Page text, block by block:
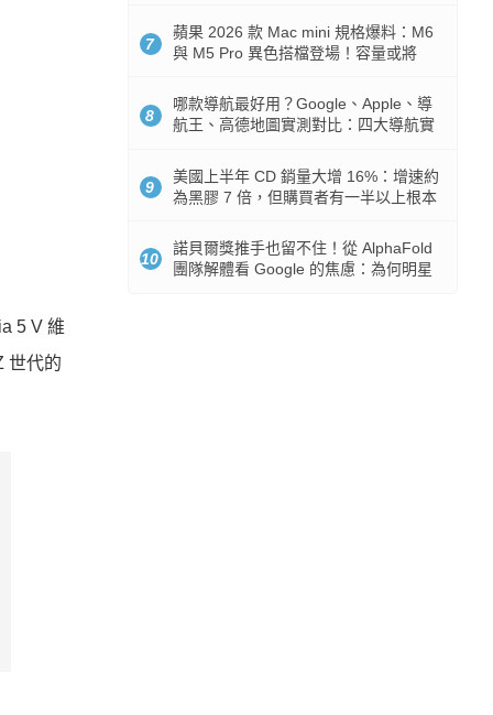
5 V 維
世代的
7
蘋果 2026 款 Mac mini 規格爆料：M6
與 M5 Pro 異色搭檔登場！容量或將
8
哪款導航最好用？Google、Apple、導
航王、高德地圖實測對比：四大導航實
9
美國上半年 CD 銷量大增 16%：增速約
為黑膠 7 倍，但購買者有一半以上根本
10
諾貝爾獎推手也留不住！從 AlphaFold
團隊解體看 Google 的焦慮：為何明星